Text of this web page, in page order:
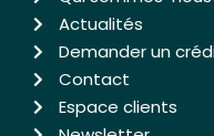
Actualités
Demander un
Contact
Espace clients